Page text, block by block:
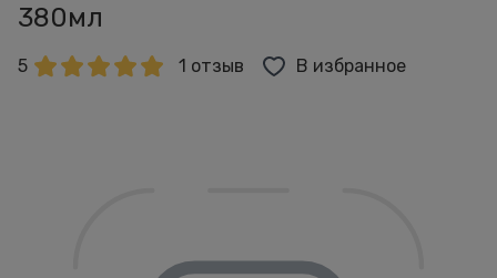
380мл
5 1 отзыв В избранное